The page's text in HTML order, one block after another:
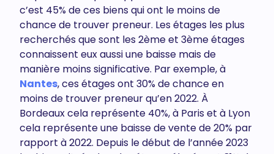
c’est 45% de ces biens qui ont le moins de
chance de trouver preneur. Les étages les plus
recherchés que sont les 2ème et 3ème étages
connaissent eux aussi une baisse mais de
manière moins significative. Par exemple, à
Nantes, ces étages ont 30% de chance en
moins de trouver preneur qu’en 2022. À
Bordeaux cela représente 40%, à Paris et à Lyon
cela représente une baisse de vente de 20% par
rapport à 2022. Depuis le début de l’année 2023